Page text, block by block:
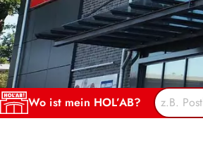
Wo ist mein HOL’AB?